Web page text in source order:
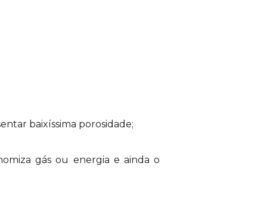
baixíssima porosidade;
gás ou energia e ainda o